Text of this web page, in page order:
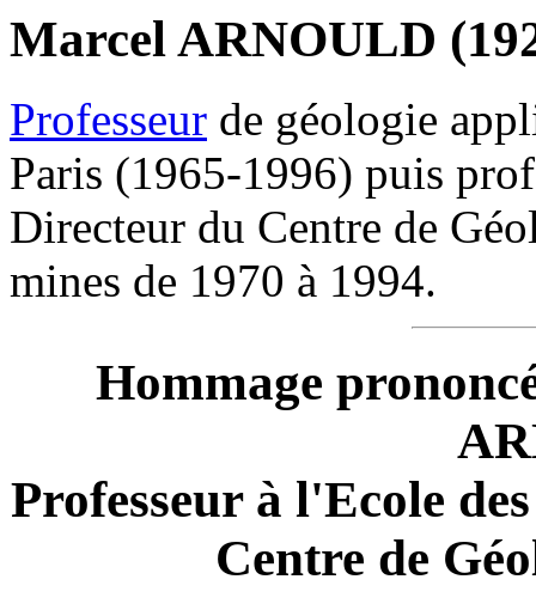
Marcel ARNOULD
Professeur de géologie
Paris (1965-1996) puis
Directeur du Centre de
mines de 1970 à 1994.
Hommage
Professeur à l'Ecole
Centre de